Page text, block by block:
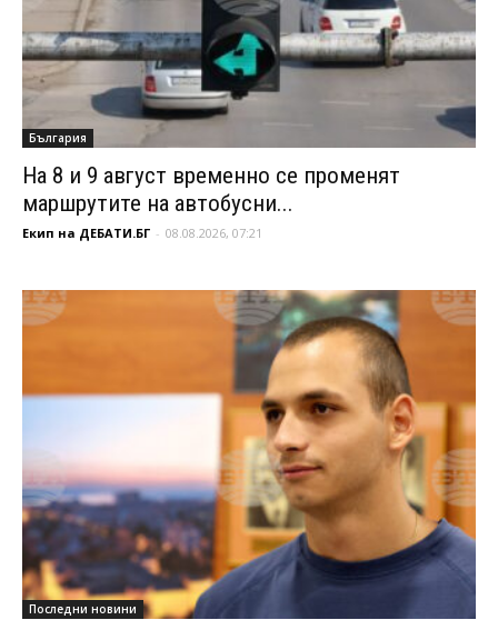
България
На 8 и 9 август временно се променят
маршрутите на автобусни...
Екип на ДЕБАТИ.БГ - 08.08.2026, 07:21
Последни новини